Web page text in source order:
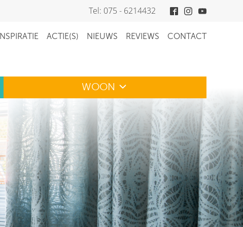
Tel: 075 - 6214432
INSPIRATIE ACTIE(S) NIEUWS REVIEWS CONTACT
WOON